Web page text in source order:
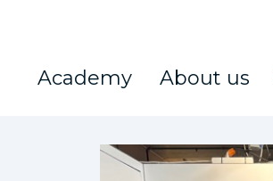
Academy About us